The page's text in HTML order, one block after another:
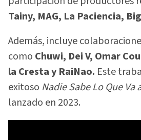
Tainy, MAG, La Paciencia,
Además, incluye
como Chuwi, Dei V, Omar
la Cresta y RaiNao. Este
exitoso Nadie Sabe Lo Que Va
lanzado en 2023.